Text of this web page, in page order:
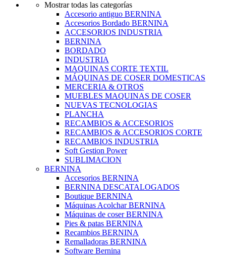
Mostrar todas las categorías
Accesorio antiguo BERNINA
Accesorios Bordado BERNINA
ACCESORIOS INDUSTRIA
BERNINA
BORDADO
INDUSTRIA
MAQUINAS CORTE TEXTIL
MÁQUINAS DE COSER DOMESTICAS
MERCERIA & OTROS
MUEBLES MAQUINAS DE COSER
NUEVAS TECNOLOGIAS
PLANCHA
RECAMBIOS & ACCESORIOS
RECAMBIOS & ACCESORIOS CORTE
RECAMBIOS INDUSTRIA
Soft Gestion Power
SUBLIMACION
BERNINA
Accesorios BERNINA
BERNINA DESCATALOGADOS
Boutique BERNINA
Máquinas Acolchar BERNINA
Máquinas de coser BERNINA
Pies & patas BERNINA
Recambios BERNINA
Remalladoras BERNINA
Software Bernina